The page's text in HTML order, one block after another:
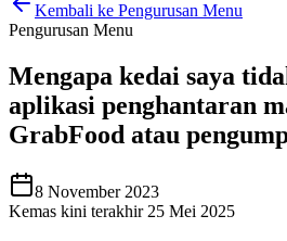
Kembali ke Pengurusan Menu
Pengurusan Menu
Mengapa kedai saya
aplikasi penghantaran
GrabFood atau
8 November 2023
Kemas kini terakhir 25 Mei 2025